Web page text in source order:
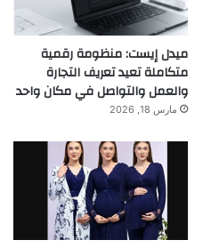
ميدل إيست: منظومة رقمية
متكاملة تعيد تعريف التجارة
والعمل والتواصل في مكان واحد
مارس 18, 2026